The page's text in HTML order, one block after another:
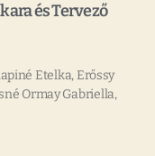
és Tervező
Etelka, Erőssy
Ormay Gabriella,